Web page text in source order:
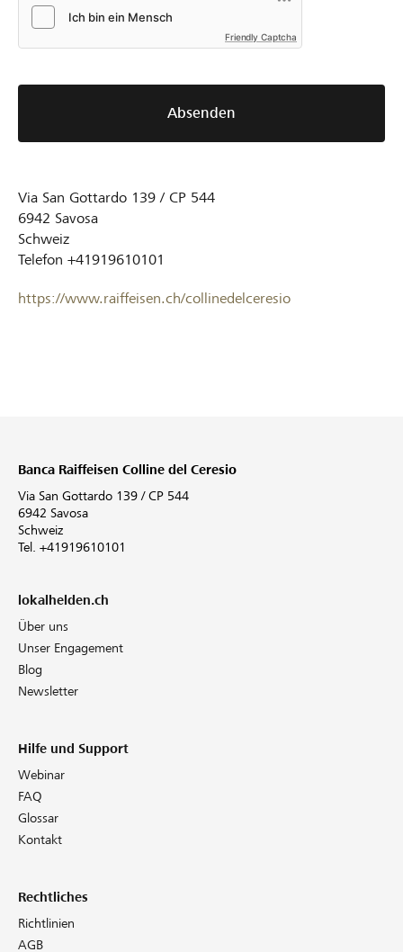
Friendly Captcha
Absenden
Via San Gottardo 139 / CP 544
6942 Savosa
Schweiz
Telefon +41919610101
https://www.raiffeisen.ch/collinedelceresio
Banca Raiffeisen Colline del Ceresio
Via San Gottardo 139 / CP 544
6942 Savosa
Schweiz
Tel. +41919610101
lokalhelden.ch
Über uns
Unser Engagement
Blog
Newsletter
Hilfe und Support
Webinar
FAQ
Glossar
Kontakt
Rechtliches
Richtlinien
AGB